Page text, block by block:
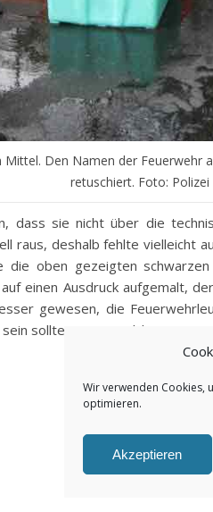
Wir verwenden Cookies,
optimieren.
Akzeptieren
Den Namen der Feuerwehr
retuschiert. Foto: Polizei
dass sie nicht über die
raus, deshalb fehlte vielleicht
die oben gezeigten
einen Ausdruck aufgemalt,
gewesen, die
sollten. Denn welche Zeitung